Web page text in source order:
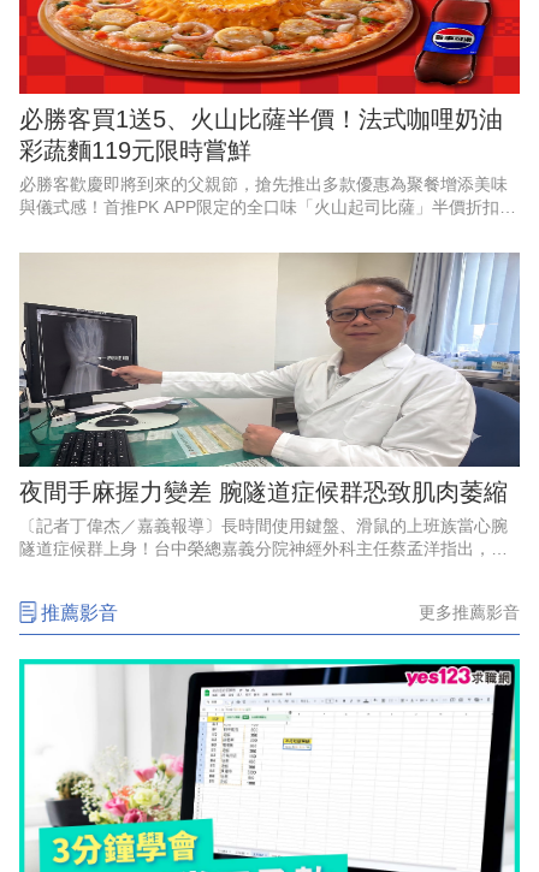
必勝客買1送5、火山比薩半價！法式咖哩奶油
彩蔬麵119元限時嘗鮮
必勝客歡慶即將到來的父親節，搶先推出多款優惠為聚餐增添美味
與儀式感！首推PK APP限定的全口味「火山起司比薩」半價折扣，
爸發餐」等套
夜間手麻握力變差 腕隧道症候群恐致肌肉萎縮
〔記者丁偉杰／嘉義報導〕長時間使用鍵盤、滑鼠的上班族當心腕
隧道症候群上身！台中榮總嘉義分院神經外科主任蔡孟洋指出，腕
推薦影音 更多推薦影音